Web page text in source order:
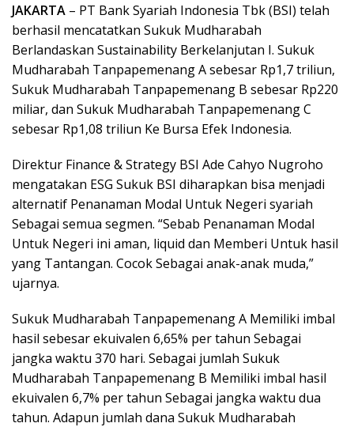
JAKARTA – PT Bank Syariah Indonesia Tbk (BSI) telah
berhasil mencatatkan Sukuk Mudharabah
Berlandaskan Sustainability Berkelanjutan I. Sukuk
Mudharabah Tanpapemenang A sebesar Rp1,7 triliun,
Sukuk Mudharabah Tanpapemenang B sebesar Rp220
miliar, dan Sukuk Mudharabah Tanpapemenang C
sebesar Rp1,08 triliun Ke Bursa Efek Indonesia.
Direktur Finance & Strategy BSI Ade Cahyo Nugroho
mengatakan ESG Sukuk BSI diharapkan bisa menjadi
alternatif Penanaman Modal Untuk Negeri syariah
Sebagai semua segmen. “Sebab Penanaman Modal
Untuk Negeri ini aman, liquid dan Memberi Untuk hasil
yang Tantangan. Cocok Sebagai anak-anak muda,”
ujarnya.
Sukuk Mudharabah Tanpapemenang A Memiliki imbal
hasil sebesar ekuivalen 6,65% per tahun Sebagai
jangka waktu 370 hari. Sebagai jumlah Sukuk
Mudharabah Tanpapemenang B Memiliki imbal hasil
ekuivalen 6,7% per tahun Sebagai jangka waktu dua
tahun. Adapun jumlah dana Sukuk Mudharabah